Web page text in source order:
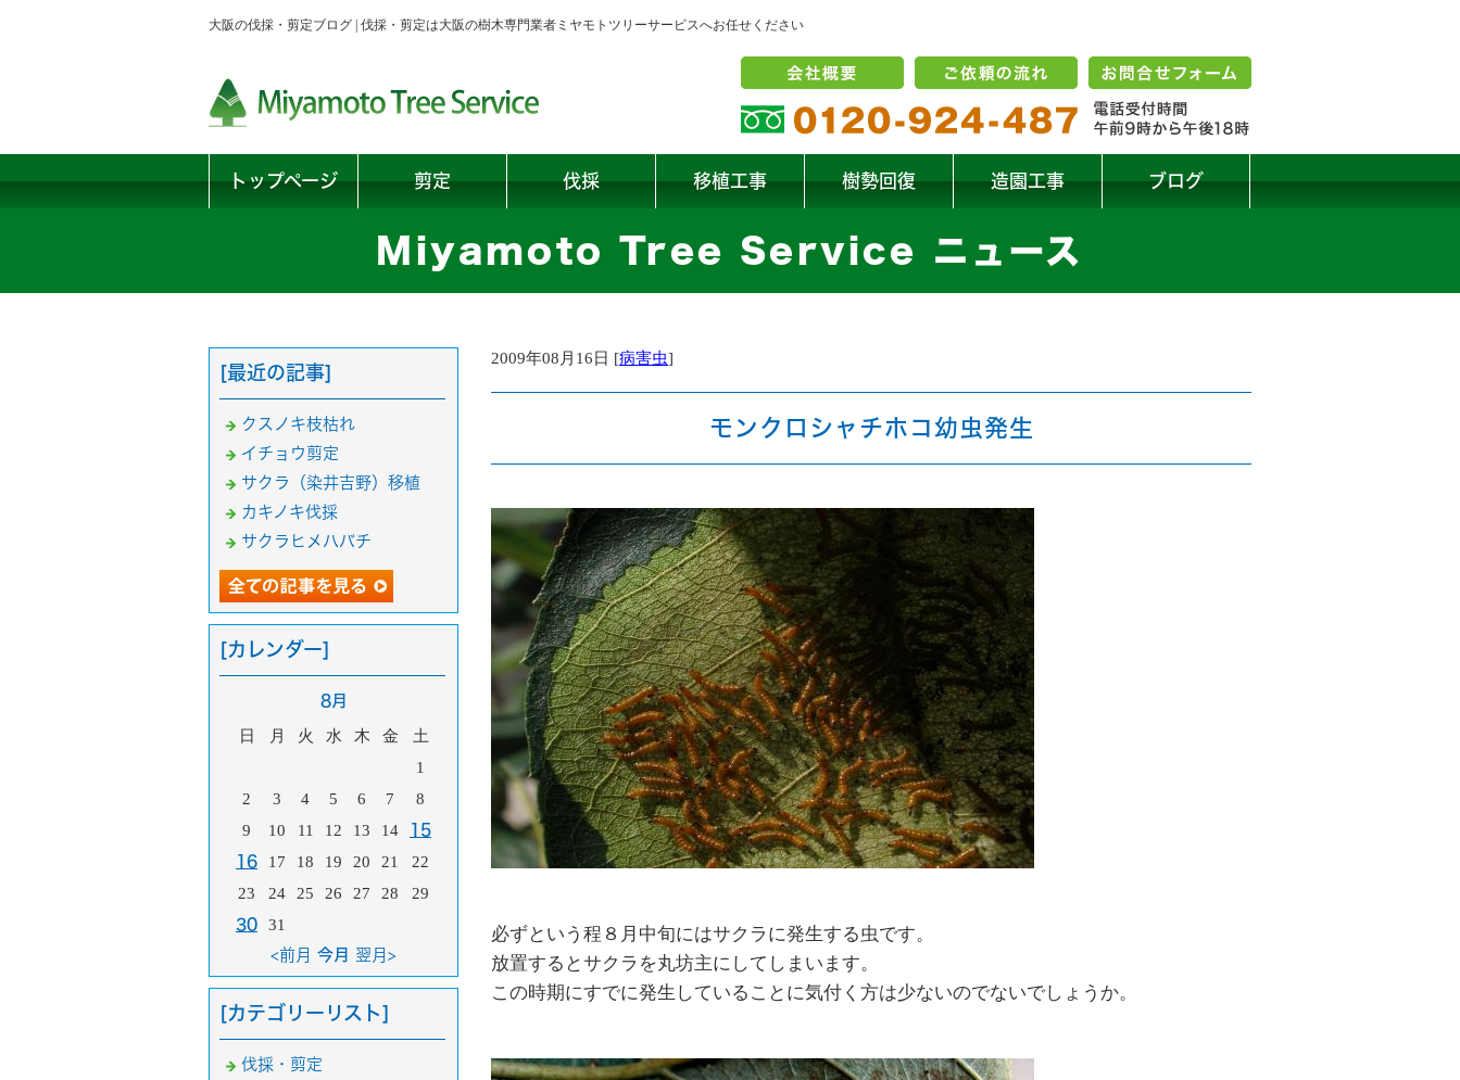
大阪の伐採・剪定ブログ | 伐採・剪定は大阪の樹木専門業者ミヤモトツリーサービスへお任せください
トップページ 剪定 伐採 移植工事 樹勢回復 造園工事 ブログ
Miyamoto Tree Service ニュース
2009年08月16日 [病害虫]
モンクロシャチホコ幼虫発生
必ずという程８月中旬にはサクラに発生する虫です。
放置するとサクラを丸坊主にしてしまいます。
この時期にすでに発生していることに気付く方は少ないのでないでしょうか。
[最近の記事]
クスノキ枝枯れ
イチョウ剪定
サクラ（染井吉野）移植
カキノキ伐採
サクラヒメハバチ
[カレンダー]
8月
日 月 火 水 木 金
土
1
2
3 4 5 6 7
8
9
10 11 12 13 14
15
16
17 18 19 20 21
22
23
24 25 26 27 28 29
30 31
<前月 今月 翌月>
[カテゴリーリスト]
伐採・剪定